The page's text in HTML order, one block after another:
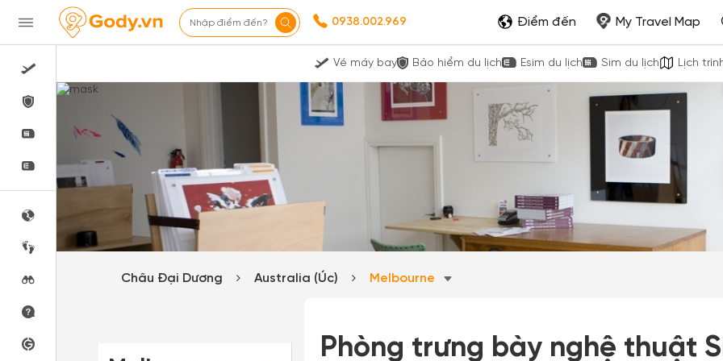
Nhập điểm đến? 0938.002.969 Điểm đến My Travel Map
Vé máy bay Bảo hiểm du lịch Esim du lịch Sim du lịch Lịch
Châu Đại Dương Australia (Úc) Melbourne
Phòng trưng bày nghệ thuật